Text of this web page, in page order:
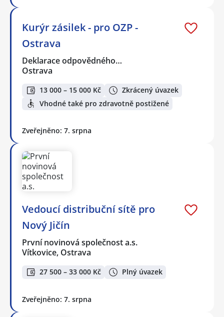
Kurýr zásilek - pro OZP -
Ostrava
Deklarace odpovědného…
Ostrava
13 000 – 15 000 Kč
Zkrácený úvazek
Vhodné také pro zdravotně postižené
Zveřejněno: 7. srpna
Vedoucí distribuční sítě pro
Nový Jičín
První novinová společnost a.s.
Vítkovice, Ostrava
27 500 – 33 000 Kč Plný úvazek
Zveřejněno: 7. srpna